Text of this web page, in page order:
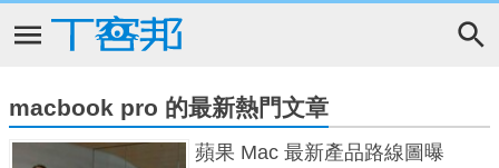
macbook pro 的最新熱門文章
蘋果 Mac 最新產品路線圖曝